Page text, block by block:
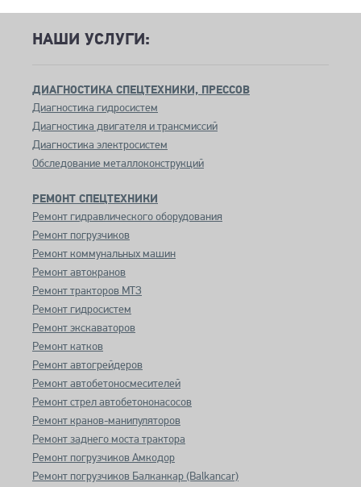
НАШИ УСЛУГИ:
ДИАГНОСТИКА СПЕЦТЕХНИКИ, ПРЕССОВ
Диагностика гидросистем
Диагностика двигателя и трансмиссий
Диагностика электросистем
Обследование металлоконструкций
РЕМОНТ СПЕЦТЕХНИКИ
Ремонт гидравлического оборудования
Ремонт погрузчиков
Ремонт коммунальных машин
Ремонт автокранов
Ремонт тракторов МТЗ
Ремонт гидросистем
Ремонт экскаваторов
Ремонт катков
Ремонт автогрейдеров
Ремонт автобетоносмесителей
Ремонт стрел автобетононасосов
Ремонт кранов-манипуляторов
Ремонт заднего моста трактора
Ремонт погрузчиков Амкодор
Ремонт погрузчиков Балканкар (Balkancar)